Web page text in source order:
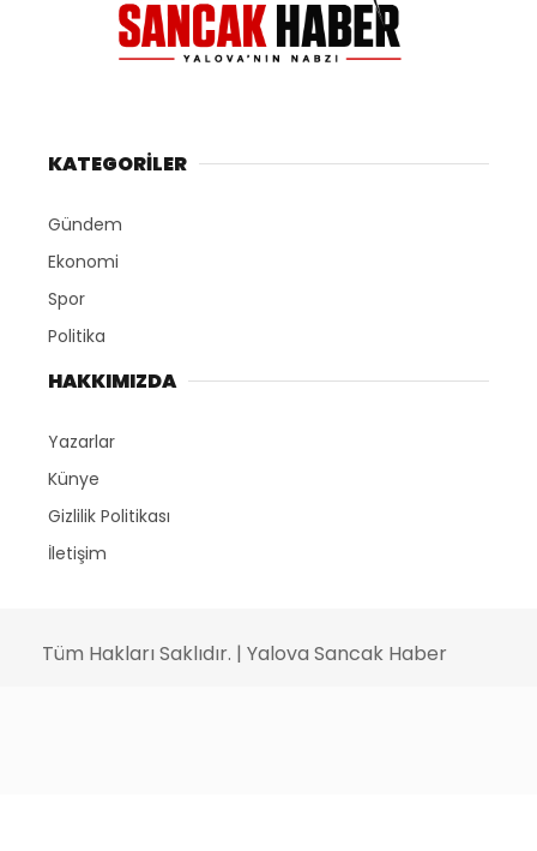
KATEGORİLER
Gündem
Ekonomi
Spor
Politika
HAKKIMIZDA
Yazarlar
Künye
Gizlilik Politikası
İletişim
Tüm Hakları Saklıdır. | Yalova Sancak Haber